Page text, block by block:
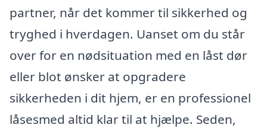
partner, når det kommer til sikkerhed og
tryghed i hverdagen. Uanset om du står
over for en nødsituation med en låst dør
eller blot ønsker at opgradere
sikkerheden i dit hjem, er en professionel
låsesmed altid klar til at hjælpe. Seden,